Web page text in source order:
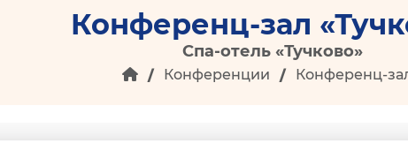
Конференц-зал
Спа-отель «Тучково»
Конференции Конференц-